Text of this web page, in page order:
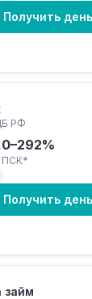
Получить
РФ
0–292%
ПСК*
Получить
займ